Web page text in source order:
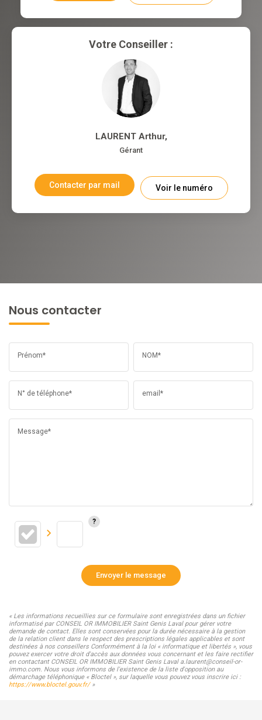
Votre Conseiller :
LAURENT Arthur,
Gérant
Contacter par mail Voir le numéro
Nous contacter
Prénom* NOM*
N° de téléphone* email*
Message*
Envoyer le message
« Les informations recueillies sur ce formulaire sont enregistrées dans un fichier
informatisé par CONSEIL OR IMMOBILIER Saint Genis Laval pour gérer votre
demande de contact. Elles sont conservées pour la durée nécessaire à la gestion
de la relation client dans le respect des prescriptions légales applicables et sont
destinées à nos conseillers Conformément à la loi « informatique et libertés », vous
pouvez exercer votre droit d'accès aux données vous concernant et les faire rectifier
en contactant CONSEIL OR IMMOBILIER Saint Genis Laval a.laurent@conseil-or-
immo.com. Nous vous informons de l'existence de la liste d'opposition au
démarchage téléphonique « Bloctel », sur laquelle vous pouvez vous inscrire ici :
https://www.bloctel.gouv.fr/»